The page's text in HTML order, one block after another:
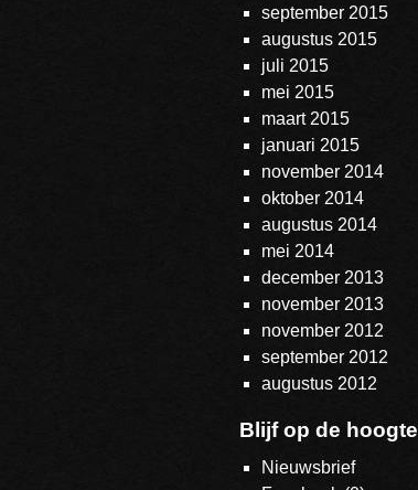
september 2015
augustus 2015
juli 2015
mei 2015
maart 2015
januari 2015
november 2014
oktober 2014
augustus 2014
mei 2014
december 2013
november 2013
november 2012
september 2012
augustus 2012
Blijf op de hoogte
Nieuwsbrief